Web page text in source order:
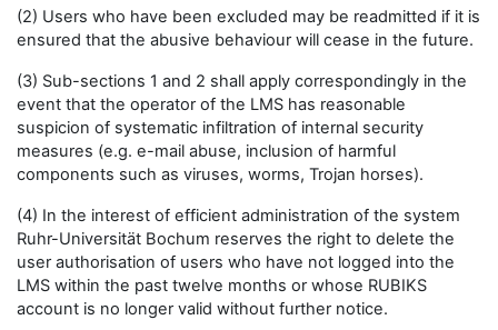
(2) Users who have been excluded may be readmitted if it is
ensured that the abusive behaviour will cease in the future.
(3) Sub-sections 1 and 2 shall apply correspondingly in the
event that the operator of the LMS has reasonable
suspicion of systematic infiltration of internal security
measures (e.g. e-mail abuse, inclusion of harmful
components such as viruses, worms, Trojan horses).
(4) In the interest of efficient administration of the system
Ruhr-Universität Bochum reserves the right to delete the
user authorisation of users who have not logged into the
LMS within the past twelve months or whose RUBIKS
account is no longer valid without further notice.